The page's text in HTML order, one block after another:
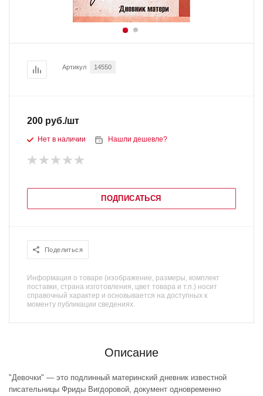
Артикул 14550
200 руб./шт
Нет в наличии Нашли дешевле?
ПОДПИСАТЬСЯ
Поделиться
Информация о товаре (изображение, размеры, комплект
поставки, страна изготовления, цвет товара и т.п.) носит
справочный характер и основывается на доступных к
моменту публикации сведениях.
Описание
"Девочки" — это подлинный материнский дневник известной
писательницы Фриды Вигдоровой, документ одновременно